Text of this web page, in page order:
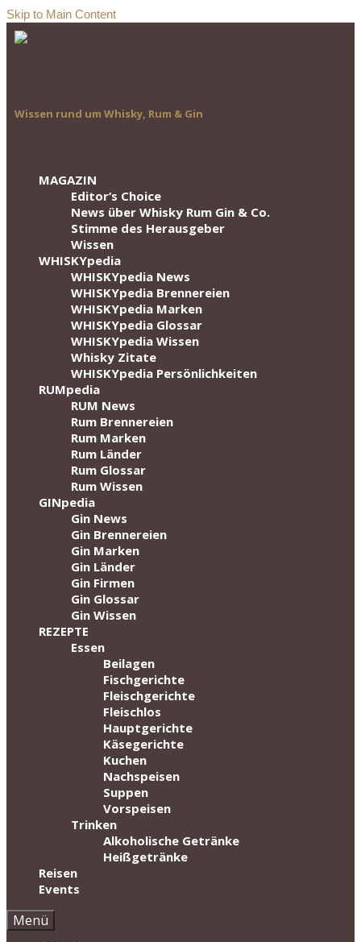
Skip to Main Content
Wissen rund um Whisky, Rum & Gin
MAGAZIN
Editor‘s Choice
News über Whisky Rum Gin & Co.
Stimme des Herausgeber
Wissen
WHISKYpedia
WHISKYpedia News
WHISKYpedia Brennereien
WHISKYpedia Marken
WHISKYpedia Glossar
WHISKYpedia Wissen
Whisky Zitate
WHISKYpedia Persönlichkeiten
RUMpedia
RUM News
Rum Brennereien
Rum Marken
Rum Länder
Rum Glossar
Rum Wissen
GINpedia
Gin News
Gin Brennereien
Gin Marken
Gin Länder
Gin Firmen
Gin Glossar
Gin Wissen
REZEPTE
Essen
Beilagen
Fischgerichte
Fleischgerichte
Fleischlos
Hauptgerichte
Käsegerichte
Kuchen
Nachspeisen
Suppen
Vorspeisen
Trinken
Alkoholische Getränke
Heißgetränke
Reisen
Events
Menü